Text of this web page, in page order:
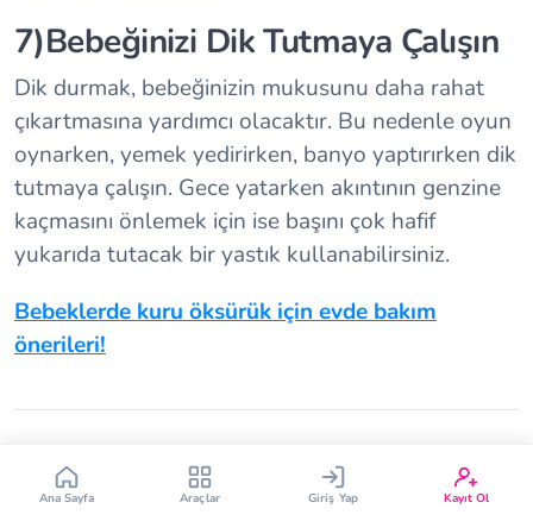
7)Bebeğinizi Dik Tutmaya Çalışın
Dik durmak, bebeğinizin mukusunu daha rahat
çıkartmasına yardımcı olacaktır. Bu nedenle oyun
oynarken, yemek yedirirken, banyo yaptırırken dik
tutmaya çalışın. Gece yatarken akıntının genzine
kaçmasını önlemek için ise başını çok hafif
yukarıda tutacak bir yastık kullanabilirsiniz.
Bebeklerde kuru öksürük için evde bakım
önerileri!
İlgili Makaleler
Çin Takvimi Bebek İsim Bulucu
Bebek Burcu Bebek Aşı Takvimi
Vücut Kitle Endeksi
Yumurtlama Hesaplama Gebe Sözlüğü
Ana Sayfa Araçlar Giriş Yap Kayıt Ol